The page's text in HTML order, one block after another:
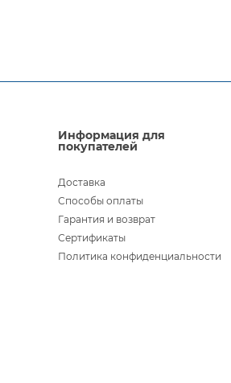
Информация для
покупателей
Доставка
Способы оплаты
Гарантия и возврат
Сертификаты
Политика конфиденциальности